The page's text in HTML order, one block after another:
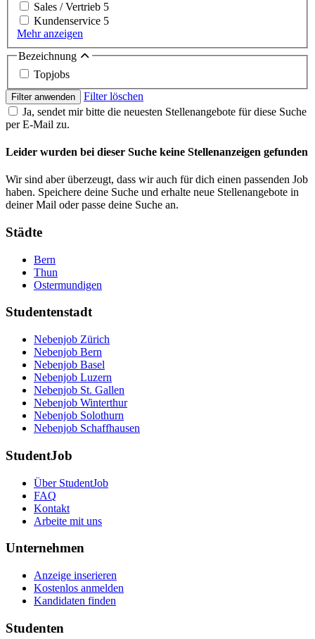
Sales / Vertrieb 5
Kundenservice 5
Mehr anzeigen
Bezeichnung
Topjobs
Filter anwenden
Filter löschen
Ja, sendet mir bitte die neuesten Stellenangebote für diese Suche
per E-Mail zu.
Leider wurden bei dieser Suche keine Stellenanzeigen gefunden
Wir sind aber überzeugt, dass wir auch für dich einen passenden Job
haben. Speichere deine Suche und erhalte neue Stellenangebote in
deiner Mail oder passe deine Suche an.
Städte
Bern
Thun
Ostermundigen
Studentenstadt
Nebenjob Zürich
Nebenjob Bern
Nebenjob Basel
Nebenjob Luzern
Nebenjob St. Gallen
Nebenjob Winterthur
Nebenjob Solothurn
Nebenjob Schaffhausen
StudentJob
Über StudentJob
FAQ
Kontakt
Arbeite mit uns
Unternehmen
Anzeige inserieren
Kostenlos anmelden
Kandidaten finden
Studenten